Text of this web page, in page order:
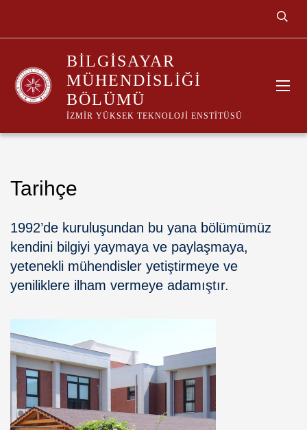
BILGISAYAR
MÜHENDISLIĞI
BÖLÜMÜ
İZMIR YÜKSEK TEKNOLOJI ENSTITÜSÜ
Tarihçe
1992’de kuruluşundan bu yana bölümümüz
kendini bilgiyi yaymaya ve paylaşmaya,
yetenekli mühendisler yetiştirmeye ve
yeniliklere ilham vermeye adamıştır.